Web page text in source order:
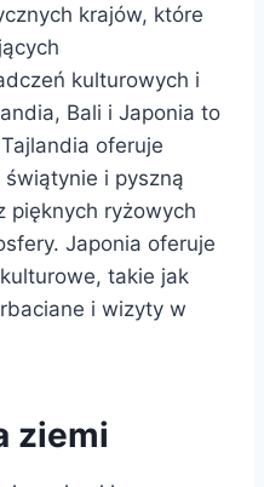
krajów, które
kulturowych i
Bali i Japonia to
oferuje
i pyszną
pięknych ryżowych
Japonia oferuje
takie jak
i wizyty w
ziemi